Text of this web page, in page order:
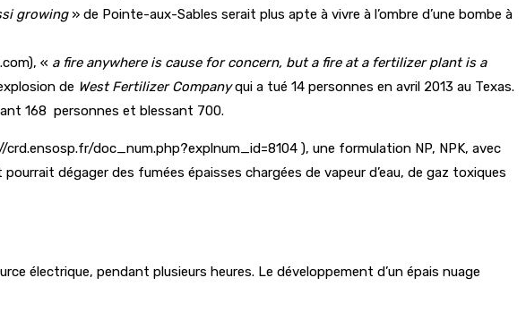
growing» de Pointe-aux-Sables serait plus apte à vivre à l’ombre d’une bombe à
« a fire anywhere is cause for concern, but a fire at a fertilizer plant is a
de West Fertilizer Companyqui a tué 14 personnes en avril 2013 au Texas.
168 personnes et blessant 700.
crd.ensosp.fr/doc_num.php?explnum_id=8104 ), une formulation NP, NPK, avec
dégager des fumées épaisses chargées de vapeur d’eau, de gaz toxiques
électrique, pendant plusieurs heures. Le développement d’un épais nuage